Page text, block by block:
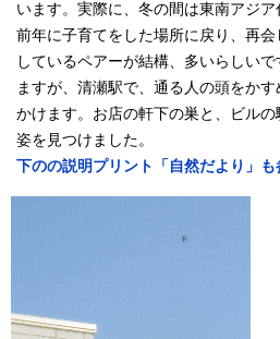
います。実際に、冬の間は東南アジア
前年に子育てをした場所に戻り、再
しているペアーが結構、多いらしい
ますが、清瀬駅で、通る人の頭をか
かけます。お店の軒下の巣と、ビル
姿を見つけました。
下のの説明プリント「自然だより」も